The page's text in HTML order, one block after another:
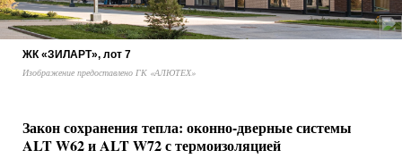
ЖК «ЗИЛАРТ», лот 7
Изображение предоставлено ГК «АЛЮТЕХ»
Закон сохранения тепла: оконно-дверные системы
ALT W62 и ALT W72 с термоизоляцией